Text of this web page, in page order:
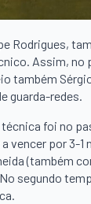
Rodrigues,
Assim, no
também
guarda-redes.
foi no
vencer por 3-
(também
segundo